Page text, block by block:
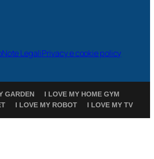
Note LegaliPrivacy e cookie policy
GARDEN
I LOVE MY HOME GYM
I LOVE MY ROBOT I LOVE MY TV